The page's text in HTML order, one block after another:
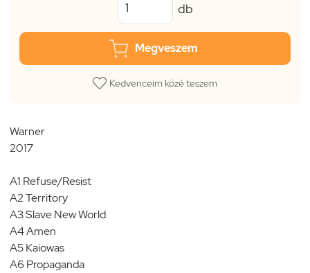
db
Megveszem
Kedvenceim közé teszem
Warner
2017
A1 Refuse/Resist
A2 Territory
A3 Slave New World
A4 Amen
A5 Kaiowas
A6 Propaganda